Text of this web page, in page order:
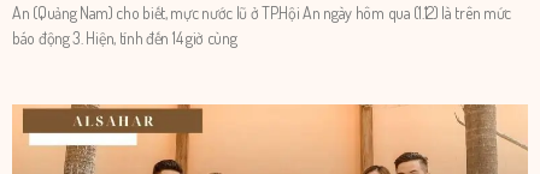
An (Quảng Nam) cho biết, mực nước lũ ở TP.Hội An ngày hôm qua (1.12) là trên mức
báo động 3. Hiện, tính đến 14 giờ cùng